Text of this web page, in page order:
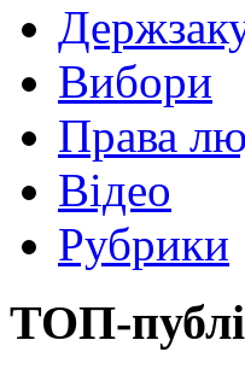
Вибори
Права
Відео
Рубрики
ТОП-